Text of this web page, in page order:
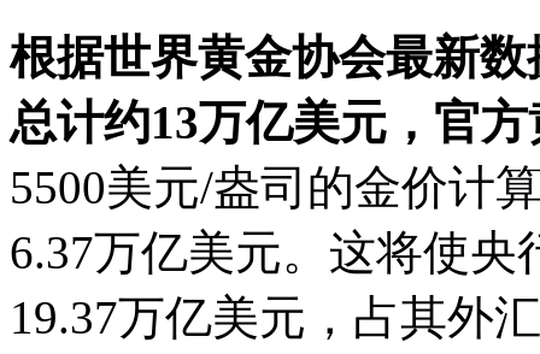
根据世界黄金协会最新
总计约13万亿美元，官
5500美元/盎司的金价计
6.37万亿美元。这将使
19.37万亿美元，占其外